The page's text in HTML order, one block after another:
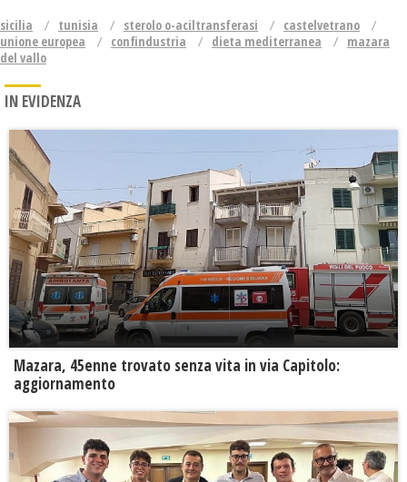
sicilia tunisia sterolo o-aciltransferasi
castelvetrano
unione europea
confindustria dieta mediterranea
mazara
del vallo
IN EVIDENZA
Mazara, 45enne trovato senza vita in via Capitolo:
aggiornamento